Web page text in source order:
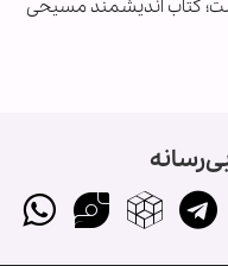
کتاب اندیشمند مسیحی